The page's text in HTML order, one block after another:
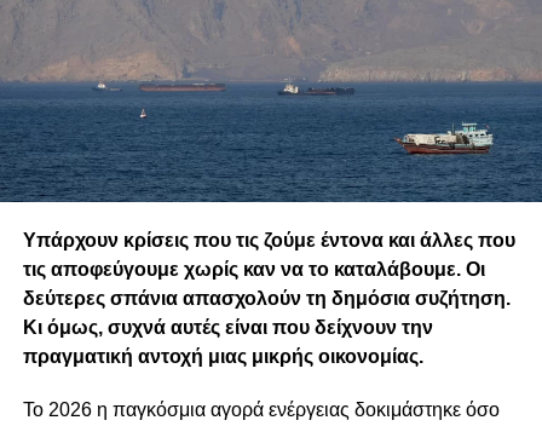
Υπάρχουν κρίσεις που τις ζούμε έντονα και άλλες που
τις αποφεύγουμε χωρίς καν να το καταλάβουμε. Οι
δεύτερες σπάνια απασχολούν τη δημόσια συζήτηση.
Κι όμως, συχνά αυτές είναι που δείχνουν την
πραγματική αντοχή μιας μικρής οικονομίας.
Το 2026 η παγκόσμια αγορά ενέργειας δοκιμάστηκε όσο